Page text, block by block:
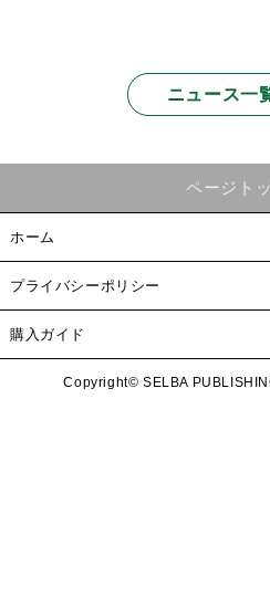
ニュース一
ページト
ホーム
プライバシーポリシー
購入ガイド
Copyright© SELBA